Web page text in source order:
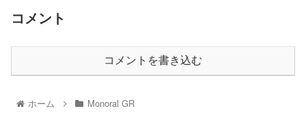
コメント
コメントを書き込む
ホーム Monoral GR